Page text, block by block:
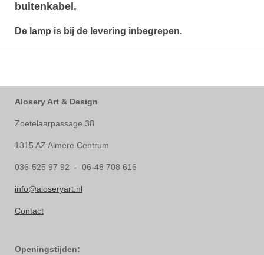
buitenkabel.
De lamp is bij de levering inbegrepen.
Alosery Art & Design
Zoetelaarpassage 38
1315 AZ Almere Centrum
036-525 97 92 - 06-48 708 616
info@aloseryart.nl
Contact
Openingstijden: